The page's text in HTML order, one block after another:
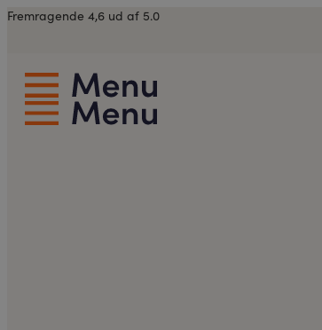
Videre
Fremragende 4,6 ud af 5.0